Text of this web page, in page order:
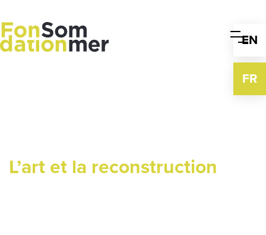
to
content
EN
FR
L’art et la reconstruction